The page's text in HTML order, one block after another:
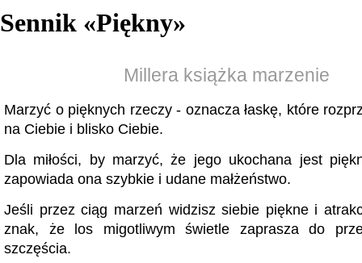
Sennik «Piękny»
Millera książka marzenie
Marzyć o pięknych rzeczy - oznacza łaskę, które
na Ciebie i blisko Ciebie.
Dla miłości, by marzyć, że jego ukochana jest
zapowiada ona szybkie i udane małżeństwo.
Jeśli przez ciąg marzeń widzisz siebie piękne i
znak, że los migotliwym świetle zaprasza do
szczęścia.